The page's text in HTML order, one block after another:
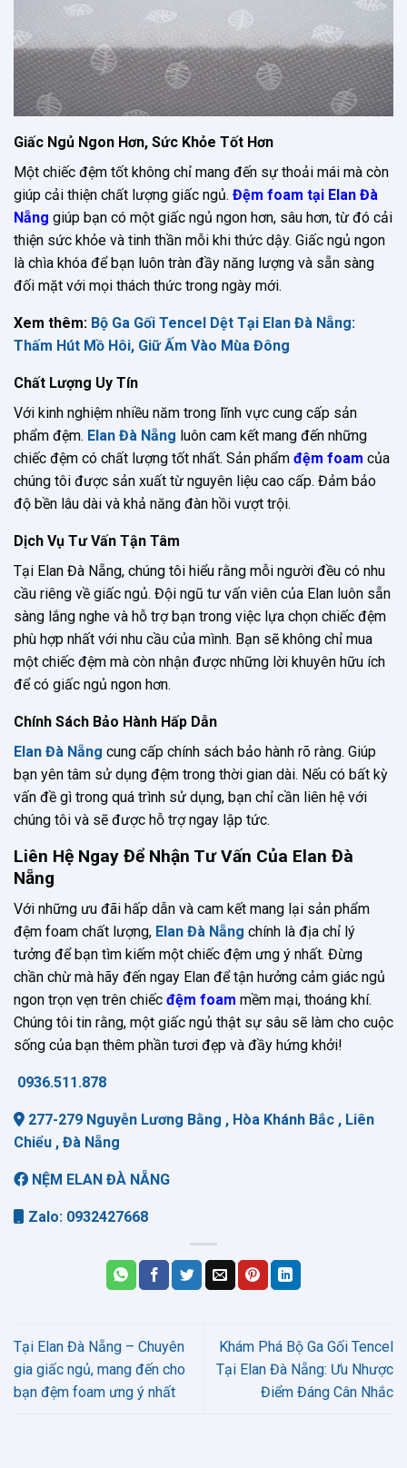
Giấc Ngủ Ngon Hơn, Sức Khỏe Tốt Hơn
Một chiếc đệm tốt không chỉ mang đến sự thoải mái mà còn
giúp cải thiện chất lượng giấc ngủ. Đệm foam tại Elan Đà
Nẵng giúp bạn có một giấc ngủ ngon hơn, sâu hơn, từ đó cải
thiện sức khỏe và tinh thần mỗi khi thức dậy. Giấc ngủ ngon
là chìa khóa để bạn luôn tràn đầy năng lượng và sẵn sàng
đối mặt với mọi thách thức trong ngày mới.
Xem thêm: Bộ Ga Gối Tencel Dệt Tại Elan Đà Nẵng:
Thấm Hút Mồ Hôi, Giữ Ấm Vào Mùa Đông
Chất Lượng Uy Tín
Với kinh nghiệm nhiều năm trong lĩnh vực cung cấp sản
phẩm đệm. Elan Đà Nẵng luôn cam kết mang đến những
chiếc đệm có chất lượng tốt nhất. Sản phẩm đệm foam của
chúng tôi được sản xuất từ nguyên liệu cao cấp. Đảm bảo
độ bền lâu dài và khả năng đàn hồi vượt trội.
Dịch Vụ Tư Vấn Tận Tâm
Tại Elan Đà Nẵng, chúng tôi hiểu rằng mỗi người đều có nhu
cầu riêng về giấc ngủ. Đội ngũ tư vấn viên của Elan luôn sẵn
sàng lắng nghe và hỗ trợ bạn trong việc lựa chọn chiếc đệm
phù hợp nhất với nhu cầu của mình. Bạn sẽ không chỉ mua
một chiếc đệm mà còn nhận được những lời khuyên hữu ích
để có giấc ngủ ngon hơn.
Chính Sách Bảo Hành Hấp Dẫn
Elan Đà Nẵng cung cấp chính sách bảo hành rõ ràng. Giúp
bạn yên tâm sử dụng đệm trong thời gian dài. Nếu có bất kỳ
vấn đề gì trong quá trình sử dụng, bạn chỉ cần liên hệ với
chúng tôi và sẽ được hỗ trợ ngay lập tức.
Liên Hệ Ngay Để Nhận Tư Vấn Của Elan Đà
Nẵng
Với những ưu đãi hấp dẫn và cam kết mang lại sản phẩm
đệm foam chất lượng, Elan Đà Nẵng chính là địa chỉ lý
tưởng để bạn tìm kiếm một chiếc đệm ưng ý nhất. Đừng
chần chừ mà hãy đến ngay Elan để tận hưởng cảm giác ngủ
ngon trọn vẹn trên chiếc đệm foam mềm mại, thoáng khí.
Chúng tôi tin rằng, một giấc ngủ thật sự sâu sẽ làm cho cuộc
sống của bạn thêm phần tươi đẹp và đầy hứng khởi!
0936.511.878
277-279 Nguyễn Lương Bằng , Hòa Khánh Bắc , Liên
Chiểu , Đà Nẵng
NỆM ELAN ĐÀ NẴNG
Zalo: 0932427668
Tại Elan Đà Nẵng – Chuyên
gia giấc ngủ, mang đến cho
bạn đệm foam ưng ý nhất
Khám Phá Bộ Ga Gối Tencel
Tại Elan Đà Nẵng: Ưu Nhược
Điểm Đáng Cân Nhắc